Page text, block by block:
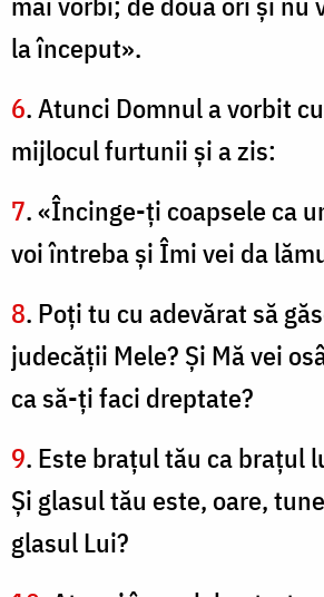
la început».
6. Atunci Domnul a vorbit
mijlocul furtunii şi a zis:
7. «Încinge-ţi coapsele ca
voi întreba şi Îmi vei da
8. Poţi tu cu adevărat să
judecăţii Mele? Şi Mă vei
ca să-ţi faci dreptate?
9. Este braţul tău ca braţul
Şi glasul tău este, oare,
glasul Lui?